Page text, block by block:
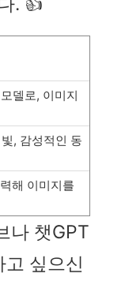
델로, 이미지
, 감성적인 동
해 이미지를
나 챗GPT
싶으신